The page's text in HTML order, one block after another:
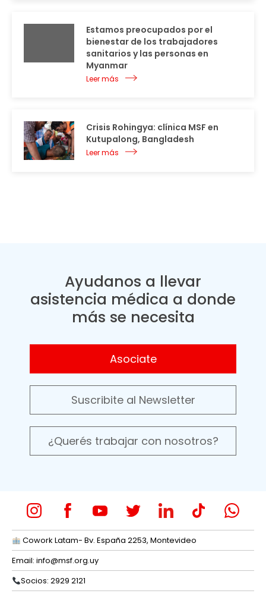
Estamos preocupados por el
bienestar de los trabajadores
sanitarios y las personas en
Myanmar
Leer más
Crisis Rohingya: clínica MSF en
Kutupalong, Bangladesh
Leer más
Ayudanos a llevar
asistencia médica a donde
más se necesita
Asociate
Suscribite al Newsletter
¿Querés trabajar con nosotros?
Cowork Latam- Bv. España 2253, Montevideo
Email: info@msf.org.uy
Socios: 2929 2121